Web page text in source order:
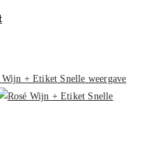
Snelle weergave
Snelle